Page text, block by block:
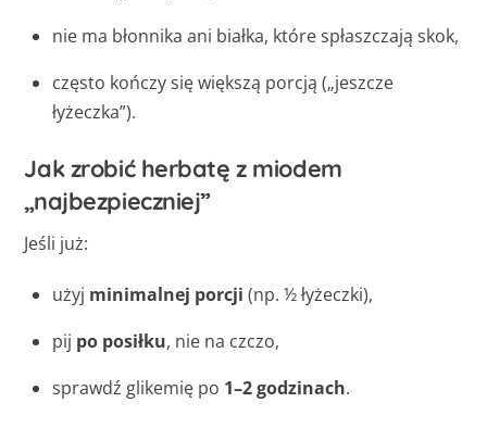
nie ma błonnika ani białka, które spłaszczają skok,
często kończy się większą porcją („jeszcze
łyżeczka”).
Jak zrobić herbatę z miodem
„najbezpieczniej”
Jeśli już:
użyj minimalnej porcji (np. ½ łyżeczki),
pij po posiłku, nie na czczo,
sprawdź glikemię po 1–2 godzinach.